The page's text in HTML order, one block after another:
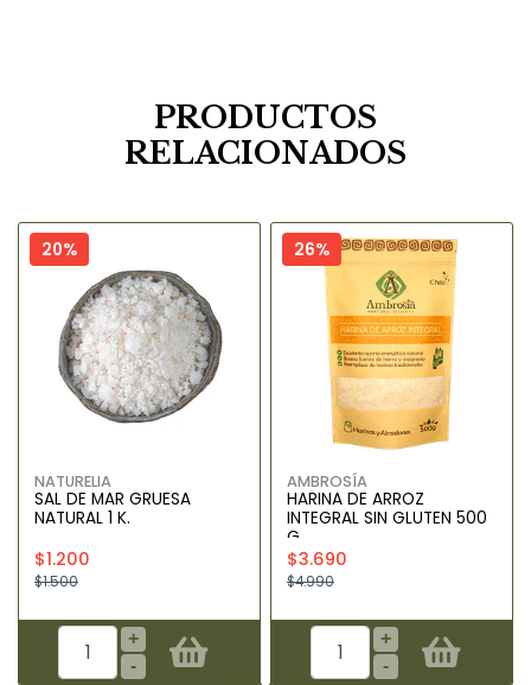
PRODUCTOS
RELACIONADOS
20%
NATURELIA
SAL DE MAR GRUESA
NATURAL 1 K.
$1.200
$1.500
+
-
26%
AMBROSÍA
HARINA DE ARROZ
INTEGRAL SIN GLUTEN 500
G
$3.690
$4.990
+
-